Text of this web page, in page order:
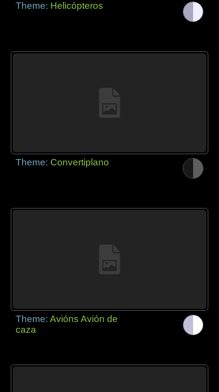
Theme: Helicópteros
Theme: Convertiplano
Theme:Avións Avión de
caza